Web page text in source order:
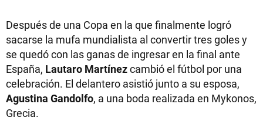
Después de una Copa en la que finalmente logró
sacarse la mufa mundialista al convertir tres goles y
se quedó con las ganas de ingresar en la final ante
España, Lautaro Martínezcambió el fútbol por una
celebración. El delantero asistió junto a su esposa,
Agustina Gandolfo, a una boda realizada en Mykonos,
Grecia.